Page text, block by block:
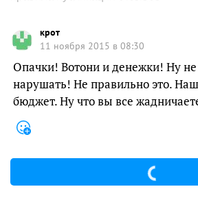
крот
11 ноября 2015 в 08:30
Опачки! Вотони и денежки! Ну
нарушать! Не правильно это.
бюджет. Ну что вы все